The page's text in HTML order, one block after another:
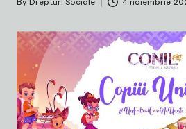
Posted
By Drepturi Sociale 4 noiembrie